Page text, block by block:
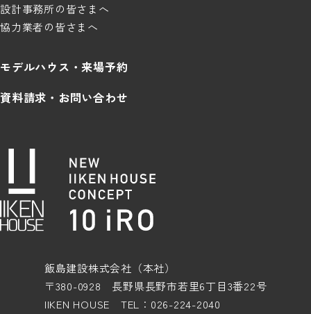
設計事務所の皆さまへ
協力業者の皆さまへ
モデルハウス・来場予約
資料請求・お問い合わせ
飯島建設株式会社（本社）
〒380-0928 長野県長野市若里6丁目3番22号
IIKEN HOUSE TEL：026-224-2040